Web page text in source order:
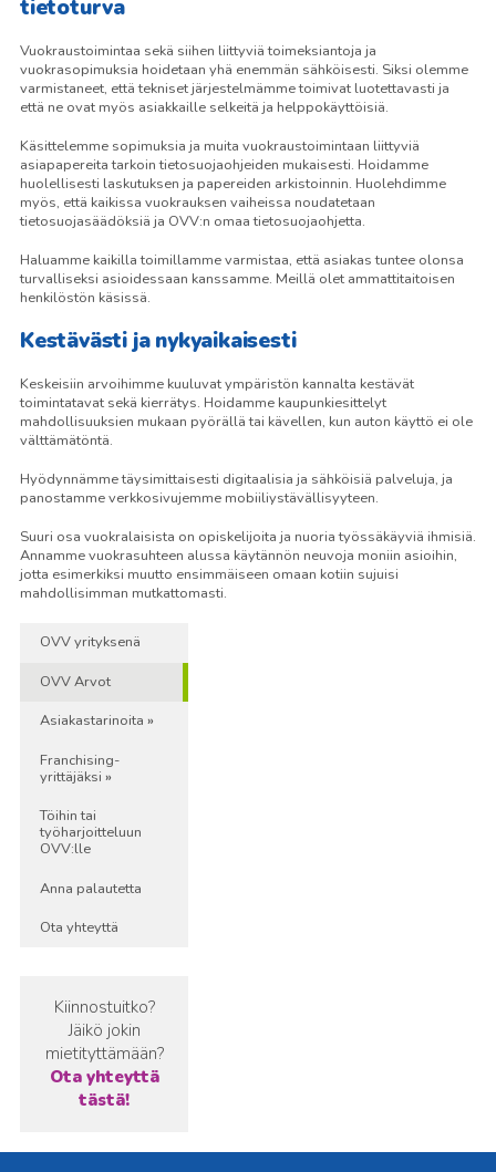
tietoturva
Vuokraustoimintaa sekä siihen liittyviä toimeksiantoja ja
vuokrasopimuksia hoidetaan yhä enemmän sähköisesti. Siksi olemme
varmistaneet, että tekniset järjestelmämme toimivat luotettavasti ja
että ne ovat myös asiakkaille selkeitä ja helppokäyttöisiä.
Käsittelemme sopimuksia ja muita vuokraustoimintaan liittyviä
asiapapereita tarkoin tietosuojaohjeiden mukaisesti. Hoidamme
huolellisesti laskutuksen ja papereiden arkistoinnin. Huolehdimme
myös, että kaikissa vuokrauksen vaiheissa noudatetaan
tietosuojasäädöksiä ja OVV:n omaa tietosuojaohjetta.
Haluamme kaikilla toimillamme varmistaa, että asiakas tuntee olonsa
turvalliseksi asioidessaan kanssamme. Meillä olet ammattitaitoisen
henkilöstön käsissä.
Kestävästi ja nykyaikaisesti
Keskeisiin arvoihimme kuuluvat ympäristön kannalta kestävät
toimintatavat sekä kierrätys. Hoidamme kaupunkiesittelyt
mahdollisuuksien mukaan pyörällä tai kävellen, kun auton käyttö ei ole
välttämätöntä.
Hyödynnämme täysimittaisesti digitaalisia ja sähköisiä palveluja, ja
panostamme verkkosivujemme mobiiliystävällisyyteen.
Suuri osa vuokralaisista on opiskelijoita ja nuoria työssäkäyviä ihmisiä.
Annamme vuokrasuhteen alussa käytännön neuvoja moniin asioihin,
jotta esimerkiksi muutto ensimmäiseen omaan kotiin sujuisi
mahdollisimman mutkattomasti.
OVV yrityksenä
OVV Arvot
Asiakastarinoita
Franchising-
yrittäjäksi
Töihin tai
työharjoitteluun
OVV:lle
Anna palautetta
Ota yhteyttä
Kiinnostuitko?
Jäikö jokin
mietityttämään?
Ota yhteyttä
tästä!